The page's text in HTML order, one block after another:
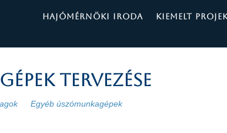
HAJÓMÉRNÖKI IRODA KIEMELT
tervezése
Egyéb úszómunkagépek